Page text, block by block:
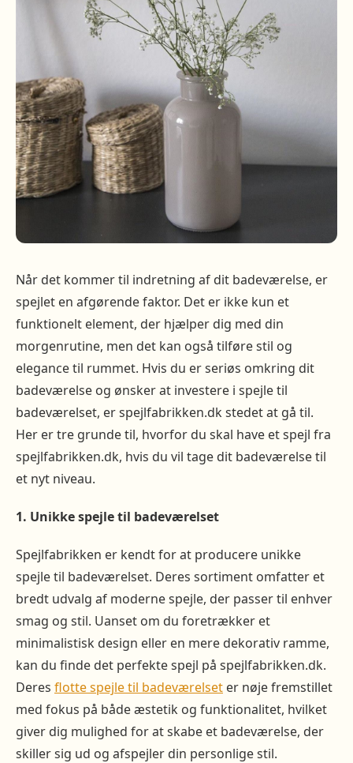
Når det kommer til indretning af dit badeværelse, er
spejlet en afgørende faktor. Det er ikke kun et
funktionelt element, der hjælper dig med din
morgenrutine, men det kan også tilføre stil og
elegance til rummet. Hvis du er seriøs omkring dit
badeværelse og ønsker at investere i spejle til
badeværelset, er spejlfabrikken.dk stedet at gå til.
Her er tre grunde til, hvorfor du skal have et spejl fra
spejlfabrikken.dk, hvis du vil tage dit badeværelse til
et nyt niveau.
1. Unikke spejle til badeværelset
Spejlfabrikken er kendt for at producere unikke
spejle til badeværelset. Deres sortiment omfatter et
bredt udvalg af moderne spejle, der passer til enhver
smag og stil. Uanset om du foretrækker et
minimalistisk design eller en mere dekorativ ramme,
kan du finde det perfekte spejl på spejlfabrikken.dk.
Deres flotte spejle til badeværelset er nøje fremstillet
med fokus på både æstetik og funktionalitet, hvilket
giver dig mulighed for at skabe et badeværelse, der
skiller sig ud og afspejler din personlige stil.